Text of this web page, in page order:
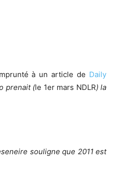
à un article de Daily
prenait (le 1er mars NDLR) la
souligne que 2011 est